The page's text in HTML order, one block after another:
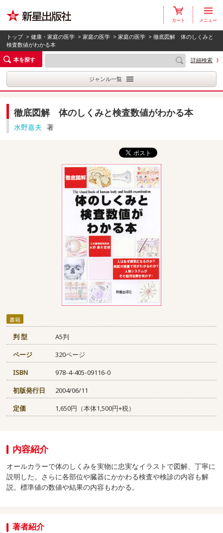
カート メニュー
トップ >健康・家庭の医学 >家庭の医学 >家庭の医学 > 徹底図解 体のしくみと
検査数値がわかる本
本を探す
詳細検索
ジャンル一覧
徹底図解 体のしくみと検査数値がわかる本
水野嘉夫 著
書籍
判 型
A5判
ページ
320ページ
ISBN
978-4-405-09116-0
初版発行日
2004/06/11
定価
1,650円（本体1,500円+税）
内容紹介
オールカラーで体のしくみを実物に忠実なイラストで図解、丁寧に
説明した。さらに各部位や臓器にかかわる検査や検診の内容も解
説。標準値の数値や結果の内容もわかる。
著者紹介